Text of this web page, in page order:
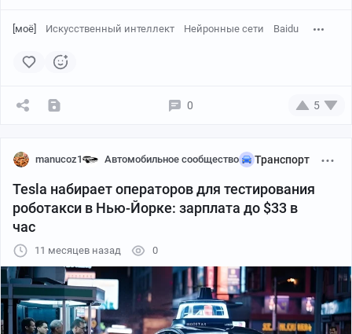
[моё] Искусственный интеллект Нейронные сети Baidu
0 5
manucoz1 Автомобильное сообщество Транспорт
Tesla набирает операторов для тестирования
роботакси в Нью-Йорке: зарплата до $33 в
час
11 месяцев назад 0